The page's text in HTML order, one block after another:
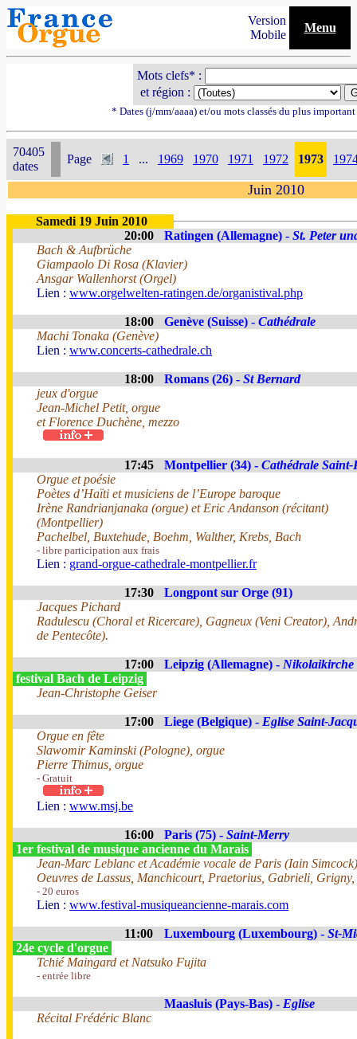
Version
Mobile
Menu
Mots clefs* :
et région :
* Dates (j/mm/aaaa) et/ou mots classés du plus
70405
dates
Page 1 ... 1969 1970 1971 1972 1973
Juin 2010
Samedi 19 Juin 2010
20:00
Ratingen (Allemagne) - St. Peter
Bach & Aufbrüche
Giampaolo Di Rosa (Klavier)
Ansgar Wallenhorst (Orgel)
Lien : www.orgelwelten-ratingen.de/organistival.php
18:00 Genève (Suisse) - Cathédrale
Machi Tonaka (Genève)
Lien : www.concerts-cathedrale.ch
18:00 Romans (26) - St Bernard
jeux d'orgue
Jean-Michel Petit, orgue
et Florence Duchène, mezzo
17:45 Montpellier (34) - Cathédrale Saint-
Orgue et poésie
Poètes d’Haïti et musiciens de l’Europe baroque
Irène Randrianjanaka (orgue) et Eric Andanson (récitant)
(Montpellier)
Pachelbel, Buxtehude, Boehm, Walther, Krebs, Bach
- libre participation aux frais
Lien : grand-orgue-cathedrale-montpellier.fr
17:30
Longpont sur Orge (91)
Jacques Pichard
Radulescu (Choral et Ricercare), Gagneux (Veni Creator),
de Pentecôte).
17:00 Leipzig (Allemagne) - Nikolaikirche
festival Bach de Leipzig
Jean-Christophe Geiser
17:00 Liege (Belgique) - Eglise Saint-
Orgue en fête
Slawomir Kaminski (Pologne), orgue
Pierre Thimus, orgue
- Gratuit
Lien : www.msj.be
16:00 Paris (75) - Saint-Merry
1er festival de musique ancienne du Marais
Jean-Marc Leblanc et Académie vocale de Paris (Iain Simcock)
Oeuvres de Lassus, Manchicourt, Praetorius, Gabrieli,
- 20 euros
Lien : www.festival-musiqueancienne-marais.com
11:00 Luxembourg (Luxembourg) - St-
24e cycle d'orgue
Tchié Maingard et Natsuko Fujita
- entrée libre
Maasluis (Pays-Bas) - Eglise
Récital Frédéric Blanc